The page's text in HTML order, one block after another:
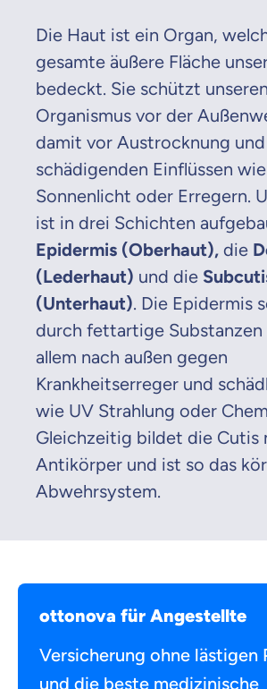
Die Haut ist ein Organ,
gesamte äußere Fläche
bedeckt. Sie schützt unseren
Organismus vor der
damit vor Austrocknung und
schädigenden Einflüssen wie
Sonnenlicht oder Erregern.
ist in drei Schichten
Epidermis (Oberhaut), die
(Lederhaut) und die
(Unterhaut). Die Epidermis
durch fettartige Substanzen
allem nach außen gegen
Krankheitserreger und
wie UV Strahlung oder
Gleichzeitig bildet die Cutis
Antikörper und ist so das
Abwehrsystem.
ottonova für Angestellte
Versicherung ohne lästigen
und die beste medizinische